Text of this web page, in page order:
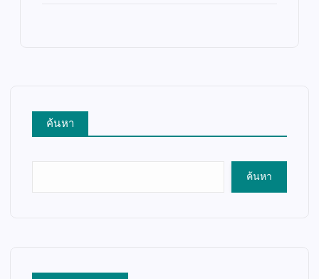
ค้นหา
ค้นหา